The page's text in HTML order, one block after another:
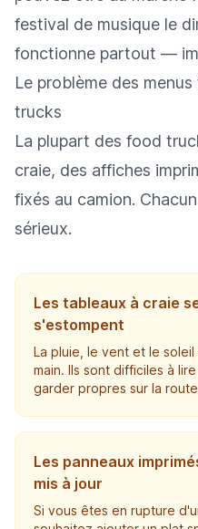
festival de musique le
fonctionne partout —
Le problème des
trucks
La plupart des food
craie, des affiches
fixés au camion.
sérieux.
Les tableaux à craie
s'estompent
La pluie, le vent et le
main. Ils sont difficiles à
garder propres sur la
Les panneaux
mis à jour
Si vous êtes en rupture